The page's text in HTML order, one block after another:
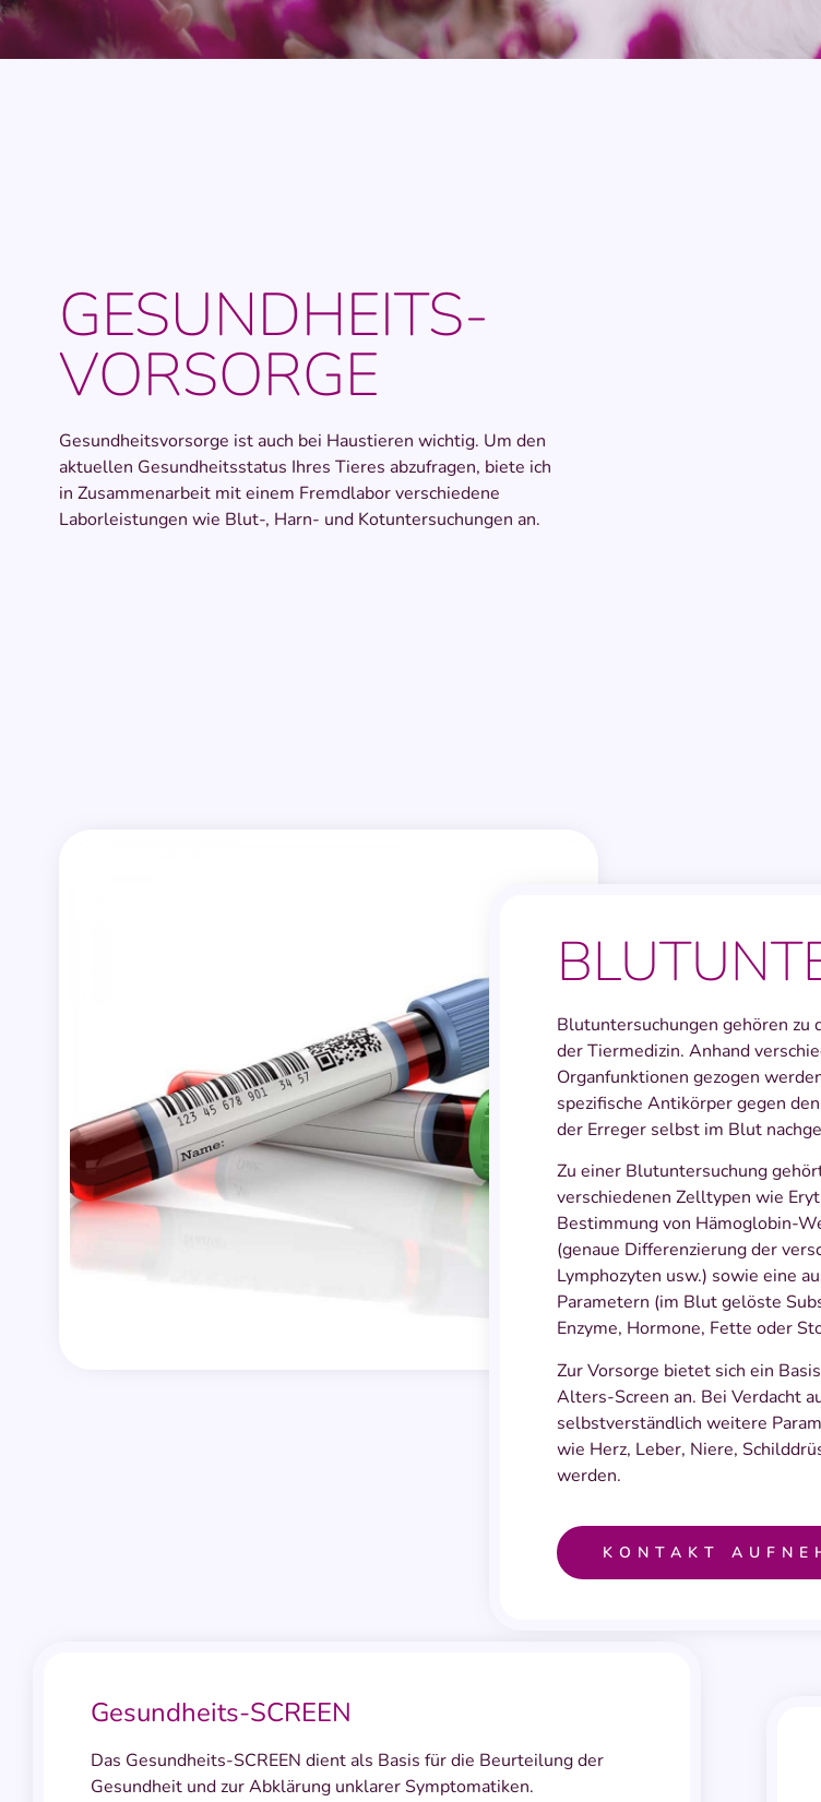
GESUNDHEITS­
VORSORGE
Gesundheitsvorsorge ist auch bei Haustieren wichtig. Um den
aktuellen Gesundheitsstatus Ihres Tieres abzufragen, biete ich
in Zusammenarbeit mit einem Fremdlabor verschiedene
Laborleistungen wie Blut-, Harn- und Kotuntersuchungen an.
Blutuntersuchungen gehören zu
der Tiermedizin. Anhand
Organfunktionen gezogen
spezifische Antikörper gegen
der Erreger selbst im Blut
Zu einer Blutuntersuchung
verschiedenen Zelltypen wie
Bestimmung von Hämoglobin-
(genaue Differenzierung der
Lymphozyten usw.) sowie eine
Parametern (im Blut gelöste
Enzyme, Hormone, Fette oder
Zur Vorsorge bietet sich ein
Alters-Screen an. Bei Verdacht
selbstverständlich weitere
wie Herz, Leber, Niere,
werden.
KONTAKT
Gesundheits-SCREEN
Das Gesundheits-SCREEN dient als Basis für die Beurteilung der
Gesundheit und zur Abklärung unklarer Symptomatiken.